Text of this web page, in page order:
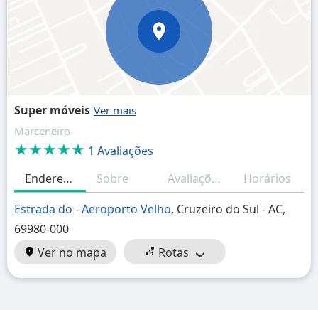
Super móveis
Marceneiro
★★★★★ 1 Avaliações
Endereço
Sobre Avaliações
Horários
Estrada do -Aeroporto Velho, Cruzeiro do Sul - AC,
69980-000
Ver no mapa
Rotas